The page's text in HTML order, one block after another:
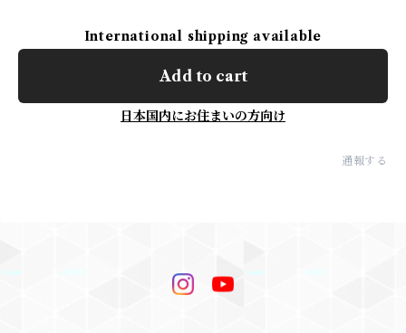
International shipping available
Add to cart
日本国内にお住まいの方向け
通報する